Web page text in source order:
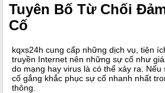
Tuyên Bố Từ Chối
Cố
kqxs24h cung cấp những dịch vụ, tiện
truyền Internet nên những sự cố như
do mạng hay virus là có thể xảy ra.
cố gắng khắc phục sự cố nhanh nhất
thông.